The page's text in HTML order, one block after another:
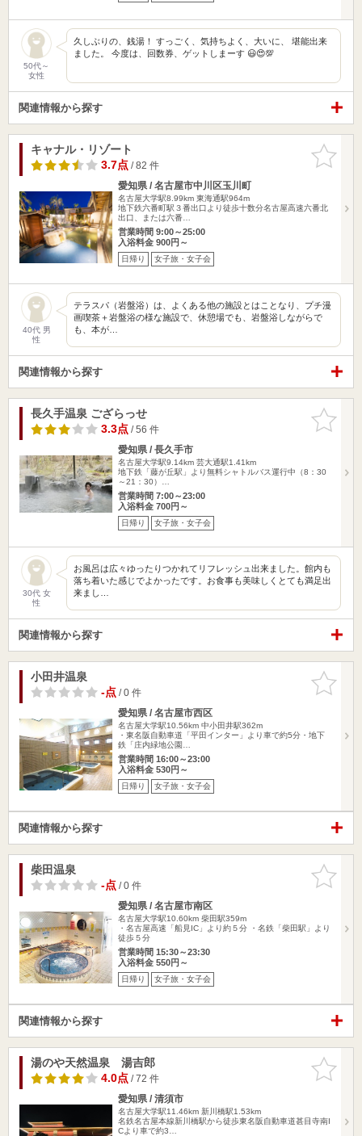
50代～
女性
久しぶりの、銭湯！ すっごく、気持ちよく、大いに、 堪能出来
ました。 今度は、回数券、ゲットしまーす 😃😍💯
関連情報から探す
お気に入
りに追加
キャナル・リゾート
3.7点/ 82 件
愛知県 / 名古屋市中川区玉川町
名古屋大学駅8.99km 東海通駅964m
地下鉄六番町駅３番出口より徒歩十数分名古屋高速六番北
出口、または六番…
営業時間 9:00～25:00
入浴料金 900円～
日帰り 女子旅・女子会
40代 男
性
テラスパ（岩盤浴）は、よくある他の施設とはことなり、プチ漫
画喫茶＋岩盤浴の様な施設で、休憩場でも、岩盤浴しながらで
も、本が…
関連情報から探す
お気に入
りに追加
長久手温泉 ござらっせ
3.3点/ 56 件
愛知県 / 長久手市
名古屋大学駅9.14km 芸大通駅1.41km
地下鉄「藤が丘駅」より無料シャトルバス運行中（8：30
～21：30）…
営業時間 7:00～23:00
入浴料金 700円～
日帰り 女子旅・女子会
30代 女
性
お風呂は広々ゆったりつかれてリフレッシュ出来ました。館内も
落ち着いた感じでよかったです。お食事も美味しくとても満足出
来まし…
関連情報から探す
お気に入
りに追加
小田井温泉
-点/ 0 件
愛知県 / 名古屋市西区
名古屋大学駅10.56km 中小田井駅362m
・東名阪自動車道「平田インター」より車で約5分・地下
鉄「庄内緑地公園…
営業時間 16:00～23:00
入浴料金 530円～
日帰り 女子旅・女子会
関連情報から探す
お気に入
りに追加
柴田温泉
-点/ 0 件
愛知県 / 名古屋市南区
名古屋大学駅10.60km 柴田駅359m
・名古屋高速「船見IC」より約５分 ・名鉄「柴田駅」より
徒歩５分
営業時間 15:30～23:30
入浴料金 550円～
日帰り 女子旅・女子会
関連情報から探す
お気に入
りに追加
湯のや天然温泉 湯吉郎
4.0点/ 72 件
愛知県 / 清須市
名古屋大学駅11.46km 新川橋駅1.53km
名鉄名古屋本線新川橋駅から徒歩東名阪自動車道甚目寺南I
Cより車で約3…